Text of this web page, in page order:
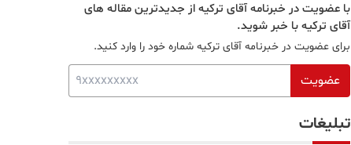
با عضویت در خبرنامه آقای ترکیه از جدیدترین مقاله های
آقای ترکیه با خبر شوید.
برای عضویت در خبرنامه آقای ترکیه شماره خود را وارد کنید.
عضویت
تبلیغات